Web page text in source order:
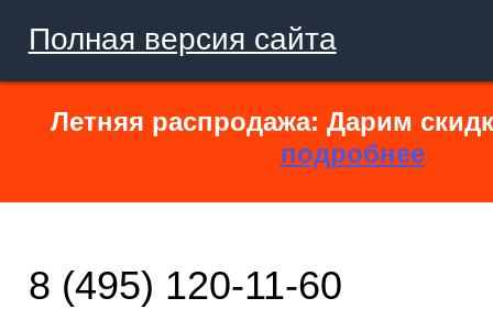
Полная версия сайта
Летняя распродажа: Дарим
подробнее
8 (495) 120-11-60